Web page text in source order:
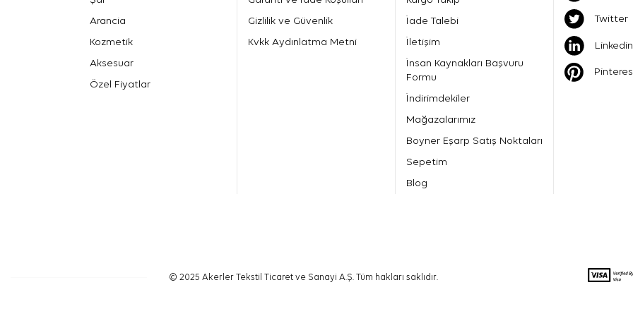
Arancia
Kozmetik
Aksesuar
Özel Fiyatlar
Gizlilik ve Güvenlik
Kvkk Aydınlatma Metni
İade Talebi
İletişim
İnsan Kaynakları Başvuru
Formu
İndirimdekiler
Mağazalarımız
Boyner Eşarp Satış Noktaları
Sepetim
Blog
Twitter
Linkedin
© 2025 Akerler Tekstil Ticaret ve Sanayi A.Ş. Tüm hakları saklıdır.